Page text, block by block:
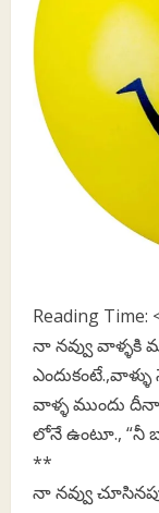
Reading Time:
నా నవ్వు వాళ్ళకి
వాళ్ళ ముందు
లోనే ఉంటూ., “నీ
**
నా నవ్వు